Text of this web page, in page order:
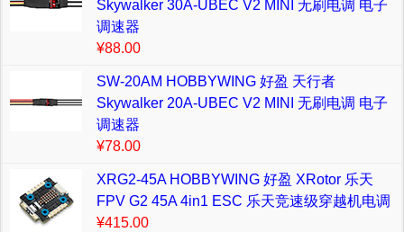
Skywalker 30A-UBEC V2 MINI 无刷电调 电子
调速器
¥88.00
SW-20AM HOBBYWING 好盈 天行者
Skywalker 20A-UBEC V2 MINI 无刷电调 电子
调速器
¥78.00
XRG2-45A HOBBYWING 好盈 XRotor 乐天
FPV G2 45A 4in1 ESC 乐天竞速级穿越机电调
¥415.00